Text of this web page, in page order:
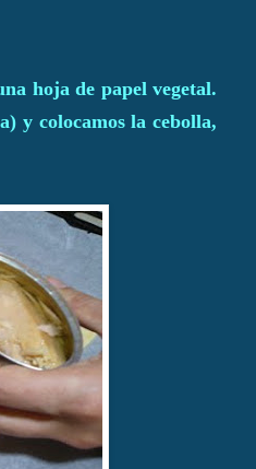
hoja de papel vegetal.
y colocamos la cebolla,